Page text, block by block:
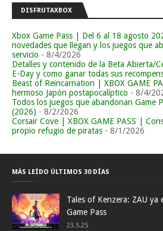
DISFRUTAXBOX
Xbox Game Pass | Del 6 al 18 agosto
novedades que llegan y los juegos que
servicio - 8/4/2026
Detalles y contenido de la Beta Abierta/
E-Day y como ganar todas sus
Beast of Reincarnation | XBOX GAME
hermoso Japón postapocalíptico - 8/4/
Todos los juegos que abandonan Game
(2026) - 8/2/2026
Corsair Cove | XBOX GAME PASS |
propio refugio de piratas - 8/1/2026
MÁS LEÍDO ÚLTIMOS 30 DÍAS
Tales of Kenzera: ZAU ya
Game Pass
23.5.25